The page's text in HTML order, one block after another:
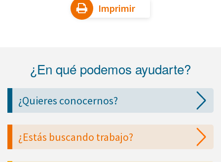
Imprimir
¿En qué podemos ayudarte?
¿Quieres conocernos?
¿Estás buscando trabajo?